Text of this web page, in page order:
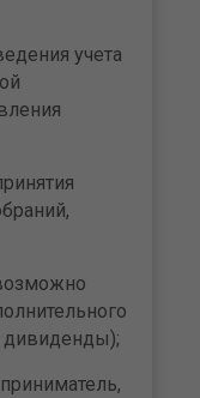
учета
дивиденды);